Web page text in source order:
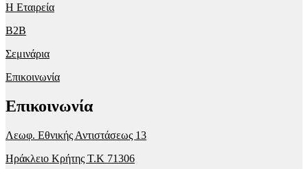
Η Εταιρεία
B2B
Σεμινάρια
Επικοινωνία
Επικοινωνία
Λεωφ. Εθνικής Αντιστάσεως 13
Ηράκλειο Κρήτης T.K 71306